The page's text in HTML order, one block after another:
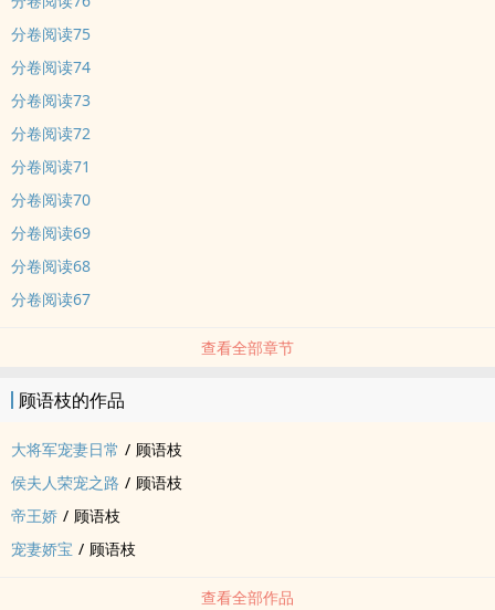
“九哥哥，你……你不是不喜欢蕉蕉么？”
“闭嘴。”
——真香。
内容标签： 情有独钟 天作之合 青梅竹马 甜文
分卷阅读75
分卷阅读74
分卷阅读73
分卷阅读72
分卷阅读71
分卷阅读70
分卷阅读69
分卷阅读68
分卷阅读67
查看全部章节
顾语枝的作品
大将军宠妻日常 / 顾语枝
侯夫人荣宠之路 / 顾语枝
帝王娇 / 顾语枝
宠妻娇宝 / 顾语枝
查看全部作品